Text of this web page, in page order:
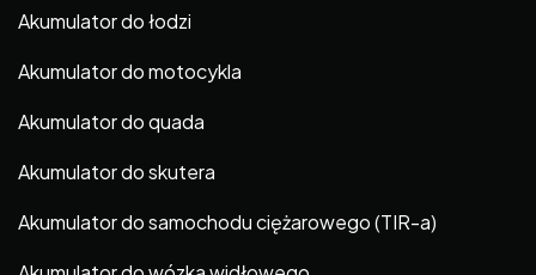
Akumulator do łodzi
Akumulator do motocykla
Akumulator do quada
Akumulator do skutera
Akumulator do samochodu ciężarowego (TIR-a)